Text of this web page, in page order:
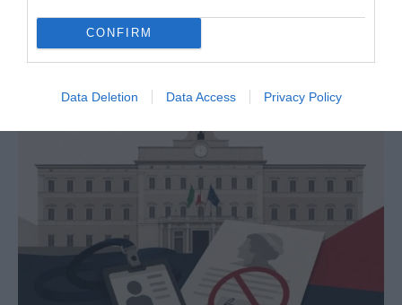
CONFIRM
Data Deletion Data Access Privacy Policy
Remigrazione, il Copasir riconosce all’antifascismo il
veto del disordine
6 Agosto 2026